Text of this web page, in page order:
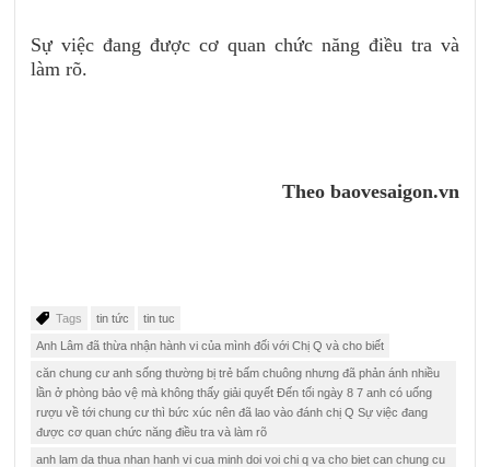
Sự việc đang được cơ quan chức năng điều tra và
làm rõ.
Theo baovesaigon.vn
Tags tin tức tin tuc
Anh Lâm đã thừa nhận hành vi của mình đối với Chị Q và cho biết
căn chung cư anh sống thường bị trẻ bấm chuông nhưng đã phản ánh nhiều
lần ở phòng bảo vệ mà không thấy giải quyết Đến tối ngày 8 7 anh có uống
rượu về tới chung cư thì bức xúc nên đã lao vào đánh chị Q Sự việc đang
được cơ quan chức năng điều tra và làm rõ
anh lam da thua nhan hanh vi cua minh doi voi chi q va cho biet can chung cu